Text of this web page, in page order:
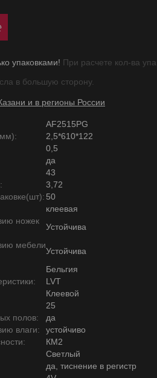
упаковками! При расчете кол-ва
в большую сторону.
и в регионы России
AF2515PG
2,5*610*122
0,5
да
43
3,72
50
клеевая
ножек
Устойчива
мебели
Устойчива
Бельгия
LVT
Клеевой
25
полов:
да
влаги:
устойчиво
КМ2
Светлый
да, тиснение в регистр